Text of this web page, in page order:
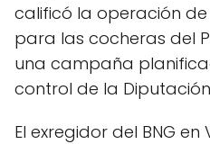
calificó la operación
para las cocheras del
una campaña
control de la
El exregidor del BNG en